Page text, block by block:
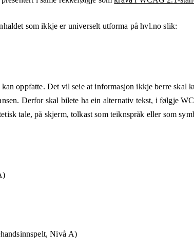
som ikkje er universelt utforma påhvl.no slik:
oppfatte. Det vil seie at informasjon ikkje berre skal
Derfor skal bilete ha ein alternativ tekst, i følgje
tale, på skjerm, tolkast som teiknspråk eller som
Nivå A)